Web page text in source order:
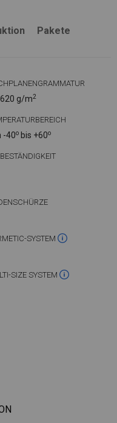
Pakete
g/m2
-40o bis +60o
SYSTEM
SIZE SYSTEM